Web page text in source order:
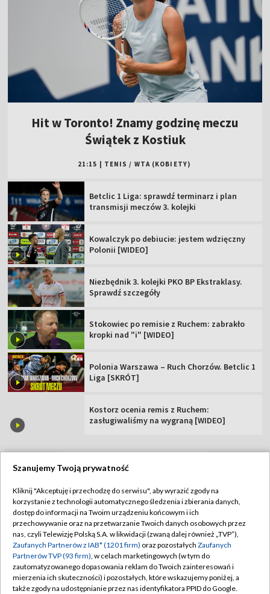
Hit w Toronto! Znamy godzinę meczu
Świątek z Kostiuk
21:15 TENIS / WTA (KOBIETY)
Betclic 1 Liga: sprawdź terminarz i plan
transmisji meczów 3. kolejki
Kowalczyk po debiucie: jestem wdzięczny
Polonii [WIDEO]
Niezbędnik 3. kolejki PKO BP Ekstraklasy.
Sprawdź szczegóły
Stokowiec po remisie z Ruchem: zabrakło
kropki nad "i" [WIDEO]
Polonia Warszawa – Ruch Chorzów. Betclic 1
Liga [SKRÓT]
Kostorz ocenia remis z Ruchem:
zasługiwaliśmy na wygraną [WIDEO]
Abonament TVP
Sklep TVP
Biuro Reklamy
Oferta Handlowa
Telegazeta ogłoszenia
Regulamin TVP
Polityka prywatności
Moje zgody
Biuro reklamy
Kontakt
Szanujemy Twoją prywatność
Kliknij "Akceptuję i przechodzę do serwisu", aby wyrazić zgody na
korzystanie z technologii automatycznego śledzenia i zbierania danych,
dostęp do informacji na Twoim urządzeniu końcowym i ich
przechowywanie oraz na przetwarzanie Twoich danych osobowych przez
nas, czyli Telewizję Polską S.A. w likwidacji (zwaną dalej również „TVP”),
Zaufanych Partnerów z IAB* (1201 firm) oraz pozostałych Zaufanych
Partnerów TVP (93 firm), w celach marketingowych (w tym do
zautomatyzowanego dopasowania reklam do Twoich zainteresowań i
mierzenia ich skuteczności) i pozostałych, które wskazujemy poniżej, a
także zgody na udostępnianie przez nas identyfikatora PPID do Google.